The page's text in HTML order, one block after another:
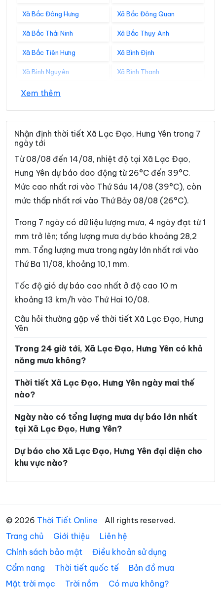
Xã Bắc Đông Hưng Xã Bắc Đông Quan
Xã Bắc Thái Ninh Xã Bắc Thụy Anh
Xã Bắc Tiên Hưng Xã Bình Định
Xã Bình Nguyên Xã Bình Thanh
Xã Châu Ninh
Xã Đại Đồng Xã Diên Hà
Xã Đoàn Đào Xã Đồng Bằng
Xã Đồng Châu
Xã Đông Quan Xã Đông Thái Ninh
Xã Đông Thụy Anh Xã Đông Tiền Hải
Xã Đông Tiên Hưng Xã Đức Hợp
Xã Hiệp Cường Xã Hoàn Long
Xã Hoàng Hoa Thám Xã Hồng Minh
Xã Hồng Quang Xã Hồng Vũ
Xã Hưng Hà Xã Hưng Phú
Xã Khoái Châu Xã Kiến Xương
Xã Lê Lợi Xã Lê Quý Đôn
Xã Mễ Sở
Xã Nam Cường Xã Nam Đông Hưng
Xã Nam Thái Ninh
Xã Nam Tiền Hải Xã Nam Tiên Hưng
Xã Nghĩa Dân Xã Nghĩa Trụ
Xã Ngọc Lâm Xã Ngự Thiên
Xã Phạm Ngũ Lão Xã Phụ Dực
Xã Phụng Công Xã Quang Hưng
Xã Quang Lịch Xã Quỳnh An
Xã Quỳnh Phụ Xã Tân Hưng
Xem thêm
Nhận định thời tiết Xã Lạc Đạo, Hưng Yên trong 7
ngày tới
Từ 08/08 đến 14/08, nhiệt độ tại Xã Lạc Đạo,
Hưng Yên dự báo dao động từ 26°C đến 39°C.
Mức cao nhất rơi vào Thứ Sáu 14/08 (39°C), còn
mức thấp nhất rơi vào Thứ Bảy 08/08 (26°C).
Trong 7 ngày có dữ liệu lượng mưa, 4 ngày đạt từ 1
mm trở lên; tổng lượng mưa dự báo khoảng 28,2
mm. Tổng lượng mưa trong ngày lớn nhất rơi vào
Thứ Ba 11/08, khoảng 10,1 mm.
Tốc độ gió dự báo cao nhất ở độ cao 10 m
khoảng 13 km/h vào Thứ Hai 10/08.
Câu hỏi thường gặp về thời tiết Xã Lạc Đạo, Hưng
Yên
Trong 24 giờ tới, Xã Lạc Đạo, Hưng Yên có khả
năng mưa không?
Thời tiết Xã Lạc Đạo, Hưng Yên ngày mai thế
nào?
Ngày nào có tổng lượng mưa dự báo lớn nhất
tại Xã Lạc Đạo, Hưng Yên?
Dự báo cho Xã Lạc Đạo, Hưng Yên đại diện cho
khu vực nào?
© 2026 Thời Tiết Online
All rights reserved.
Trang chủ
Giới thiệu
Liên hệ
Chính sách bảo mật
Điều khoản sử dụng
Cẩm nang
Thời tiết quốc tế
Bản đồ mưa
Mặt trời mọc
Trời nồm Có mưa không?